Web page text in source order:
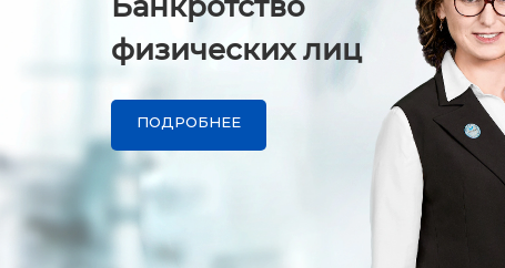
физических лиц
ПОДРОБНЕЕ